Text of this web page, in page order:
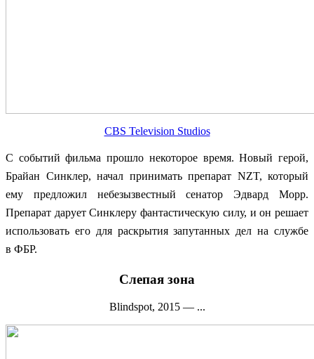
CBS Television Studios
С событий фильма прошло некоторое время. Новый герой,
Брайан Синклер, начал принимать препарат NZT, который
ему предложил небезызвестный сенатор Эдвард Морр.
Препарат дарует Синклеру фантастическую силу, и он решает
использовать его для раскрытия запутанных дел на службе
в ФБР.
Слепая зона
Blindspot, 2015 — ...